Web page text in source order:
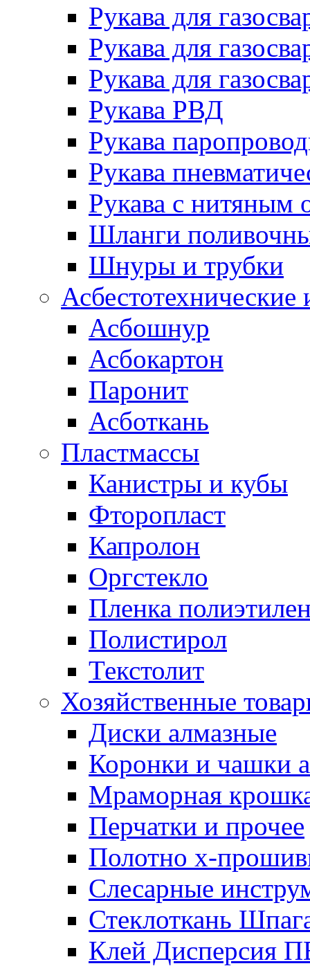
Рукава для
Рукава для
Рукава для
Рукава РВД
Рукава
Рукава
Рукава с нитяным
Шланги
Шнуры и трубки
Асбестотехнические
Асбошнур
Асбокартон
Паронит
Асботкань
Пластмассы
Канистры и кубы
Фторопласт
Капролон
Оргстекло
Пленка
Полистирол
Текстолит
Хозяйственные
Диски алмазные
Коронки и чашки
Мраморная
Перчатки и прочее
Полотно х-
Слесарные
Стеклоткань
Клей Дисперсия